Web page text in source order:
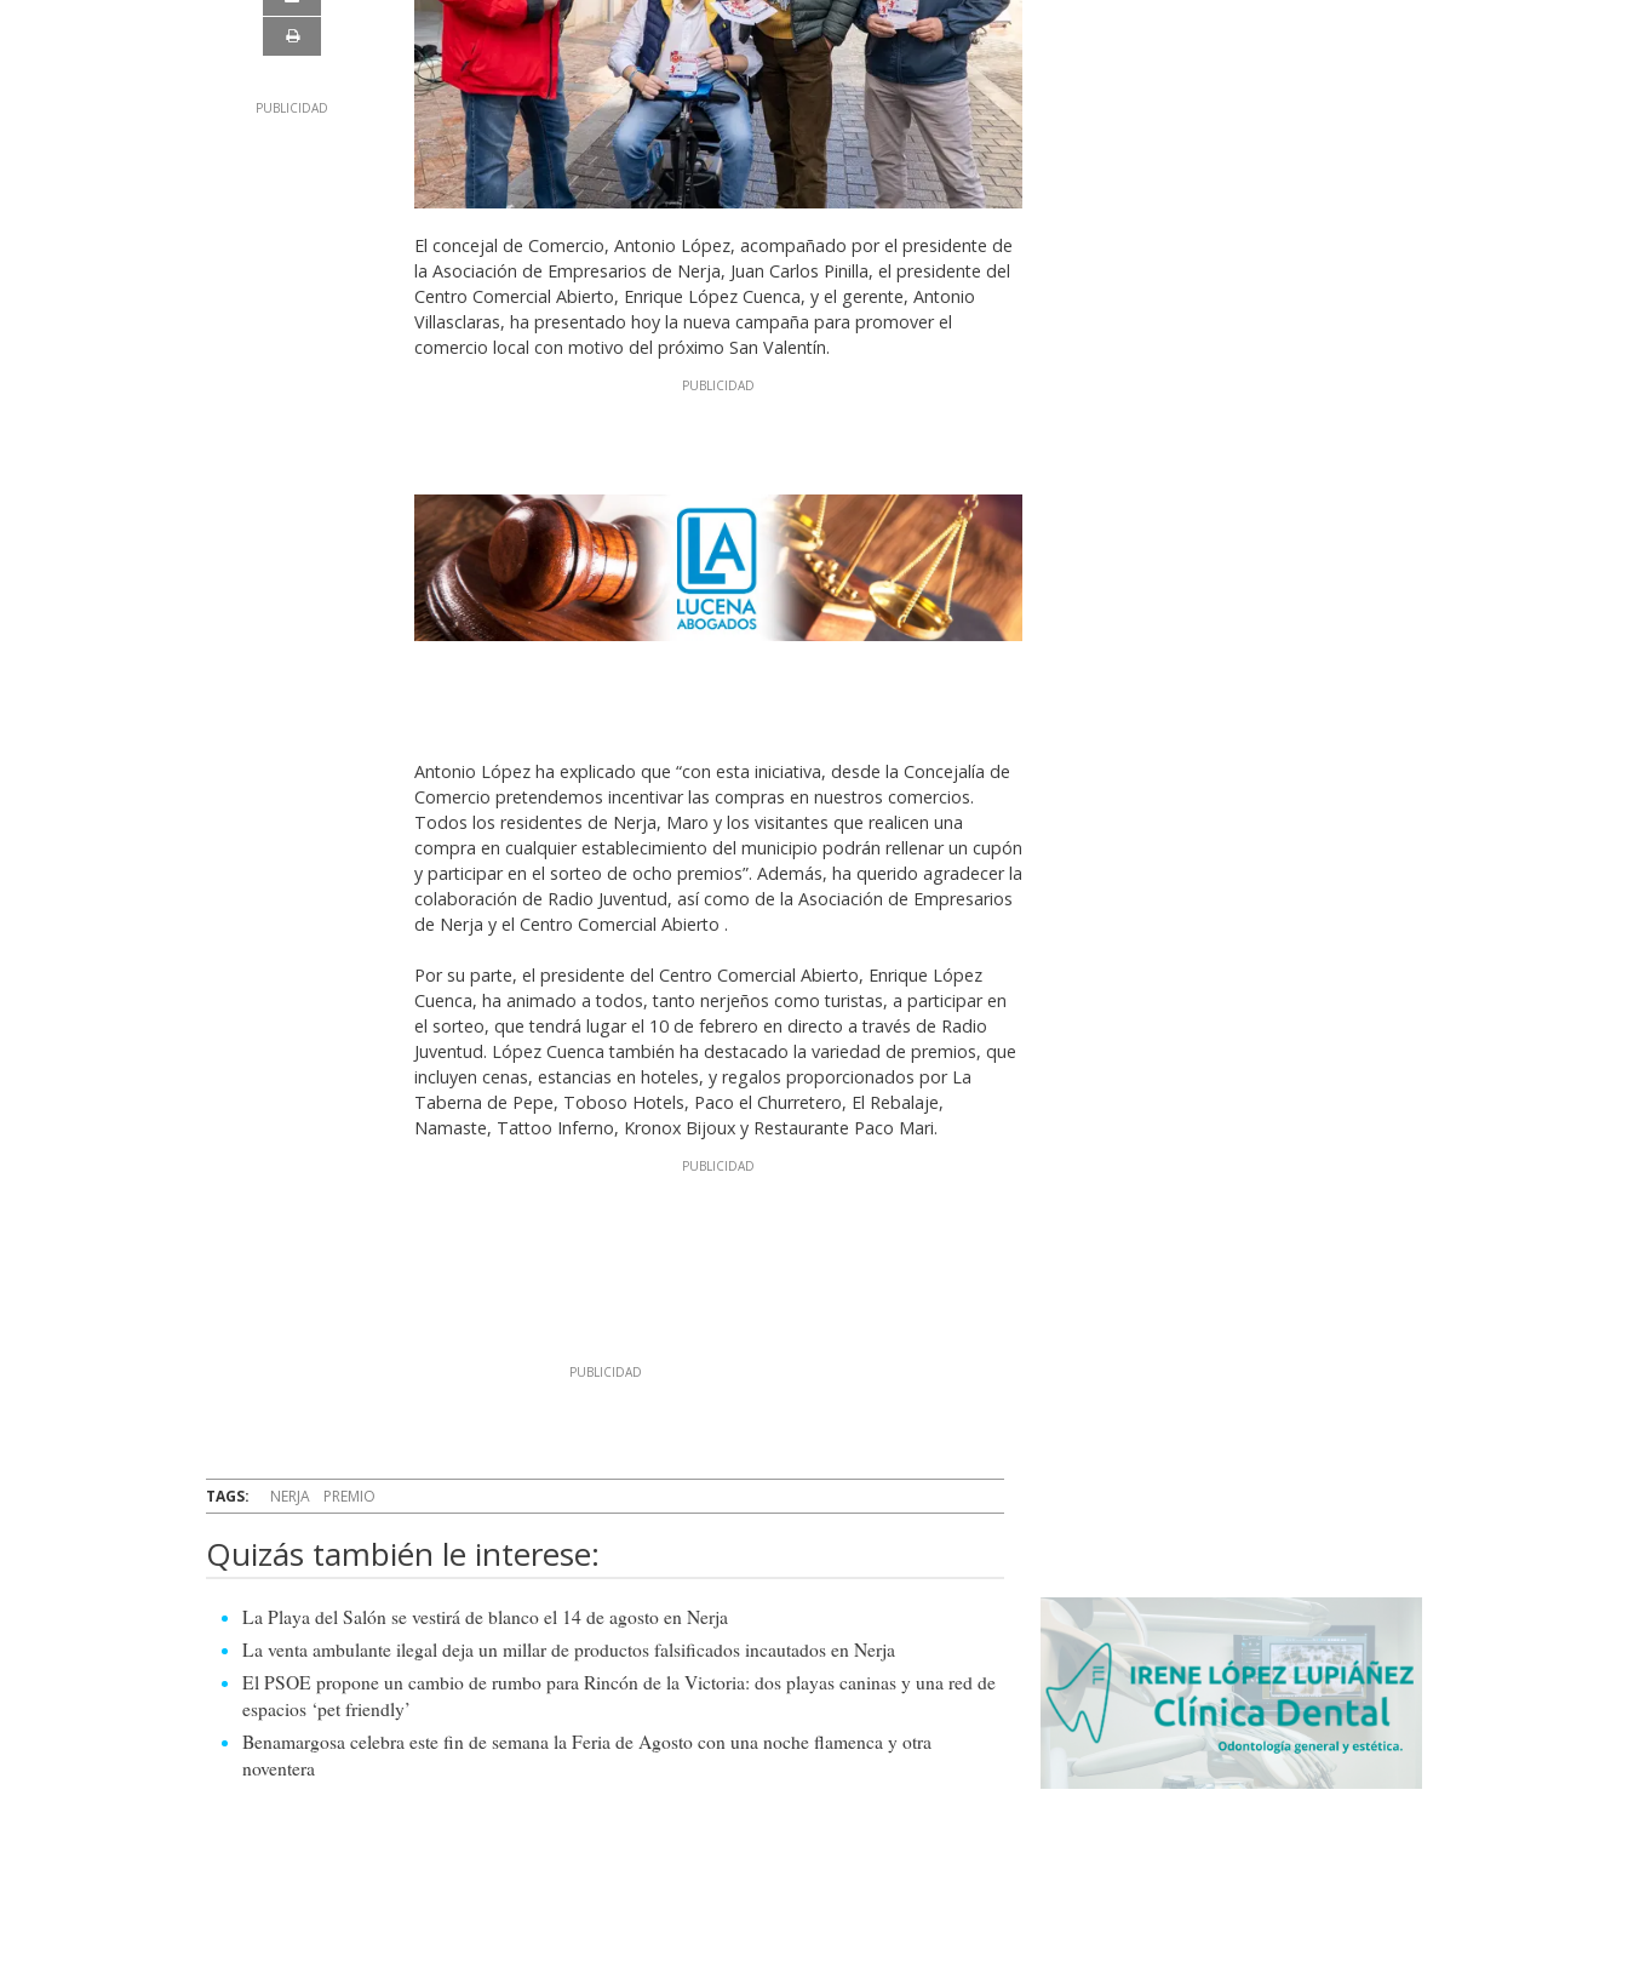
El concejal de Comercio, Antonio López, acompañado por el presidente de
la Asociación de Empresarios de Nerja, Juan Carlos Pinilla, el presidente del
Centro Comercial Abierto, Enrique López Cuenca, y el gerente, Antonio
Villasclaras, ha presentado hoy la nueva campaña para promover el
comercio local con motivo del próximo San Valentín.
Antonio López ha explicado que “con esta iniciativa, desde la Concejalía de
Comercio pretendemos incentivar las compras en nuestros comercios.
Todos los residentes de Nerja, Maro y los visitantes que realicen una
compra en cualquier establecimiento del municipio podrán rellenar un cupón
y participar en el sorteo de ocho premios”. Además, ha querido agradecer la
colaboración de Radio Juventud, así como de la Asociación de Empresarios
de Nerja y el Centro Comercial Abierto .
Por su parte, el presidente del Centro Comercial Abierto, Enrique López
Cuenca, ha animado a todos, tanto nerjeños como turistas, a participar en
el sorteo, que tendrá lugar el 10 de febrero en directo a través de Radio
Juventud. López Cuenca también ha destacado la variedad de premios, que
incluyen cenas, estancias en hoteles, y regalos proporcionados por La
Taberna de Pepe, Toboso Hotels, Paco el Churretero, El Rebalaje,
Namaste, Tattoo Inferno, Kronox Bijoux y Restaurante Paco Mari.
TAGS: NERJA PREMIO
Quizás también le interese:
La Playa del Salón se vestirá de blanco el 14 de agosto en Nerja
La venta ambulante ilegal deja un millar de productos falsificados incautados en Nerja
El PSOE propone un cambio de rumbo para Rincón de la Victoria: dos playas caninas y una red de
espacios ‘pet friendly’
Benamargosa celebra este fin de semana la Feria de Agosto con una noche flamenca y otra
noventera